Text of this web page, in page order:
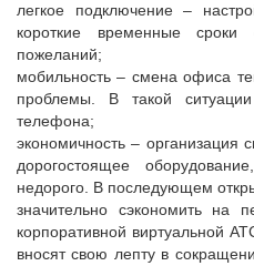
легкое подключение –
короткие временные
пожеланий;
мобильность – смена офиса
проблемы. В такой
телефона;
экономичность – организация
дорогостоящее
недорого. В последующем
значительно сэкономить на
корпоративной виртуальной
вносят свою лепту в